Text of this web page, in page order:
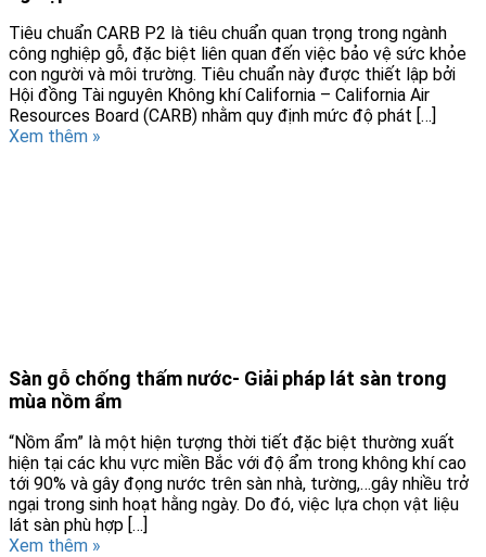
Tiêu chuẩn CARB P2 là tiêu chuẩn quan trọng trong ngành
công nghiệp gỗ, đặc biệt liên quan đến việc bảo vệ sức khỏe
con người và môi trường. Tiêu chuẩn này được thiết lập bởi
Hội đồng Tài nguyên Không khí California – California Air
Resources Board (CARB) nhằm quy định mức độ phát […]
Xem thêm »
Sàn gỗ chống thấm nước- Giải pháp lát sàn trong
mùa nồm ẩm
“Nồm ẩm” là một hiện tượng thời tiết đặc biệt thường xuất
hiện tại các khu vực miền Bắc với độ ẩm trong không khí cao
tới 90% và gây đọng nước trên sàn nhà, tường,…gây nhiều trở
ngại trong sinh hoạt hằng ngày. Do đó, việc lựa chọn vật liệu
lát sàn phù hợp […]
Xem thêm »